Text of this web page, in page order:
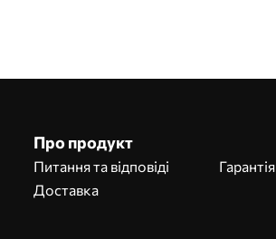
Безкоштовна професійна обробка фотографій
Про продукт
Питання та відповіді
Доставка
Гарантія